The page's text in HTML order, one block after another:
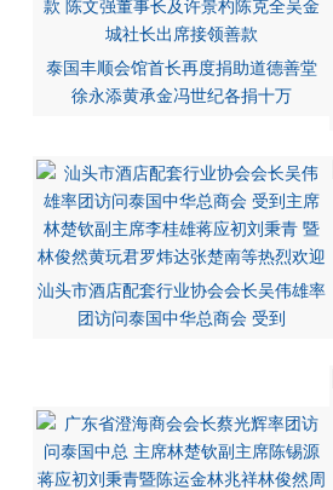
泰国丰顺会馆首长再度捐助道德善堂
徐永添黄承金冯世纪各捐十万
汕头市酒店配套行业协会会长吴伟雄率
团访问泰国中华总商会 受到